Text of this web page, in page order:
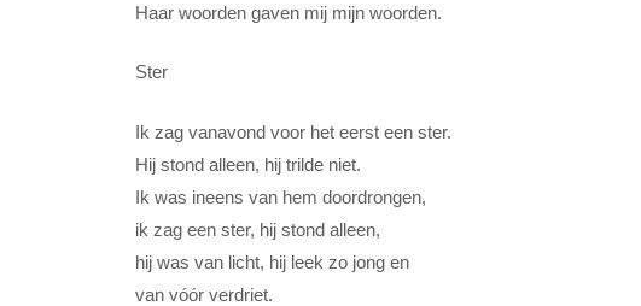
Haar woorden gaven mij mijn woorden.
Ster
Ik zag vanavond voor het eerst een ster.
Hij stond alleen, hij trilde niet.
Ik was ineens van hem doordrongen,
ik zag een ster, hij stond alleen,
hij was van licht, hij leek zo jong en
van vóór verdriet.